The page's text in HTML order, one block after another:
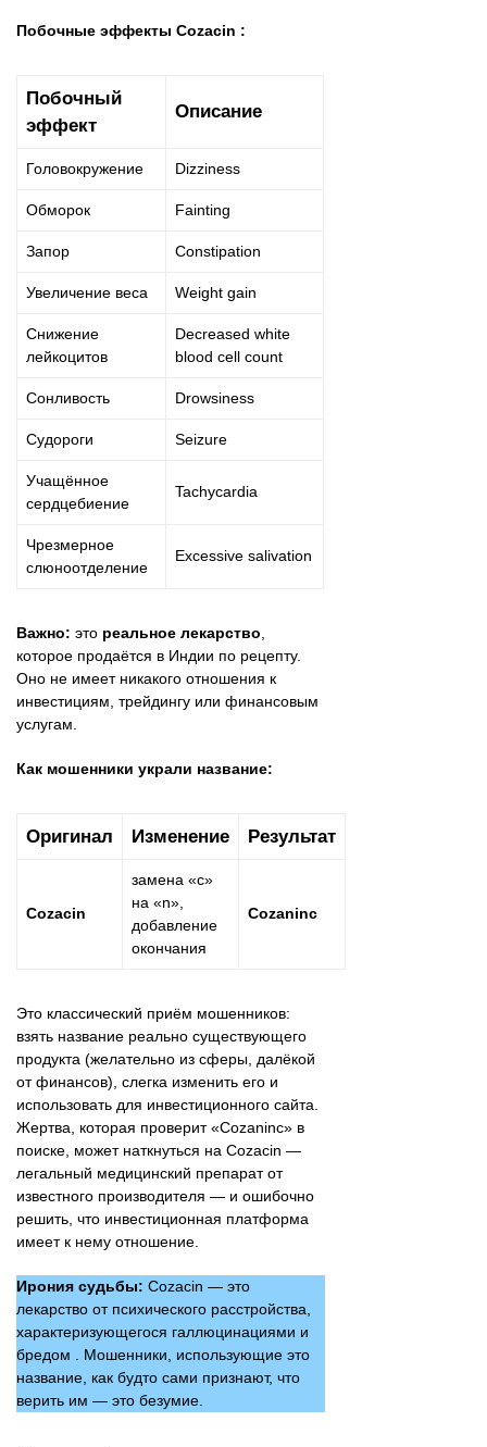
Побочные эффекты Cozacin :
Побочный
эффект
Описание
Головокружение Dizziness
Обморок Fainting
Запор Constipation
Увеличение веса Weight gain
Снижение
лейкоцитов
Decreased white
blood cell count
Сонливость Drowsiness
Судороги Seizure
Учащённое
сердцебиение
Tachycardia
Чрезмерное
слюноотделение
Excessive salivation
Важно: это реальное лекарство
которое продаётся в Индии по рецепту.
Оно не имеет никакого отношения к
инвестициям, трейдингу или финансовым
услугам.
Как мошенники украли название:
Оригинал Изменение Результат
Cozacin
замена «с»
на «n»,
добавление
окончания
Cozaninc
Это классический приём мошенников:
взять название реально существующего
продукта (желательно из сферы, далёкой
от финансов), слегка изменить его и
использовать для инвестиционного сайта.
Жертва, которая проверит «Cozaninc» в
поиске, может наткнуться на Cozacin —
легальный медицинский препарат от
известного производителя — и ошибочно
решить, что инвестиционная платформа
имеет к нему отношение.
Ирония судьбы: Cozacin — это
лекарство от психического расстройства,
характеризующегося галлюцинациями и
бредом . Мошенники, использующие это
название, как будто сами признают, что
верить им — это безумие.